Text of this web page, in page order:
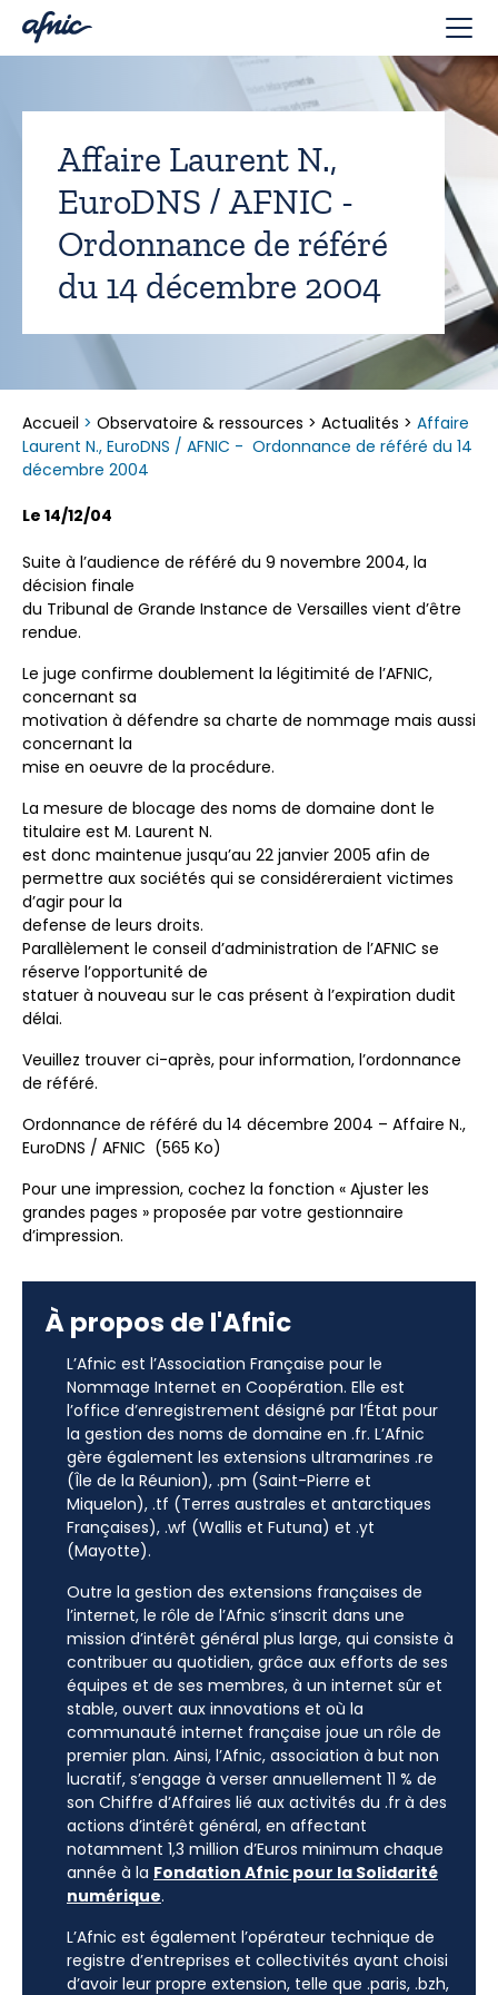
Affaire Laurent N.,
EuroDNS / AFNIC -
Ordonnance de référé
du 14 décembre 2004
Accueil > Observatoire & ressources > Actualités > Affaire
Laurent N., EuroDNS / AFNIC - Ordonnance de référé du 14
décembre 2004
Le 14/12/04
Suite à l’audience de référé du 9 novembre 2004, la
décision finale
du Tribunal de Grande Instance de Versailles vient d’être
rendue.
Le juge confirme doublement la légitimité de l’AFNIC,
concernant sa
motivation à défendre sa charte de nommage mais aussi
concernant la
mise en oeuvre de la procédure.
La mesure de blocage des noms de domaine dont le
titulaire est M. Laurent N.
est donc maintenue jusqu’au 22 janvier 2005 afin de
permettre aux sociétés qui se considéreraient victimes
d’agir pour la
defense de leurs droits.
Parallèlement le conseil d’administration de l’AFNIC se
réserve l’opportunité de
statuer à nouveau sur le cas présent à l’expiration dudit
délai.
Veuillez trouver ci-après, pour information, l’ordonnance
de référé.
Ordonnance de référé du 14 décembre 2004 – Affaire N.,
EuroDNS / AFNIC (565 Ko)
Pour une impression, cochez la fonction « Ajuster les
grandes pages » proposée par votre gestionnaire
d’impression.
À propos de l'Afnic
L’Afnic est l’Association Française pour le
Nommage Internet en Coopération. Elle est
l’office d’enregistrement désigné par l’État pour
la gestion des noms de domaine en .fr. L’Afnic
gère également les extensions ultramarines .re
(Île de la Réunion), .pm (Saint-Pierre et
Miquelon), .tf (Terres australes et antarctiques
Françaises), .wf (Wallis et Futuna) et .yt
(Mayotte).
Outre la gestion des extensions françaises de
l’internet, le rôle de l’Afnic s’inscrit dans une
mission d’intérêt général plus large, qui consiste à
contribuer au quotidien, grâce aux efforts de ses
équipes et de ses membres, à un internet sûr et
stable, ouvert aux innovations et où la
communauté internet française joue un rôle de
premier plan. Ainsi, l’Afnic, association à but non
lucratif, s’engage à verser annuellement 11 % de
son Chiffre d’Affaires lié aux activités du .fr à des
actions d’intérêt général, en affectant
notamment 1,3 million d’Euros minimum chaque
année à la Fondation Afnic pour la Solidarité
numérique.
L’Afnic est également l’opérateur technique de
registre d’entreprises et collectivités ayant choisi
d’avoir leur propre extension, telle que .paris, .bzh,
Panneau de gestion des cookies